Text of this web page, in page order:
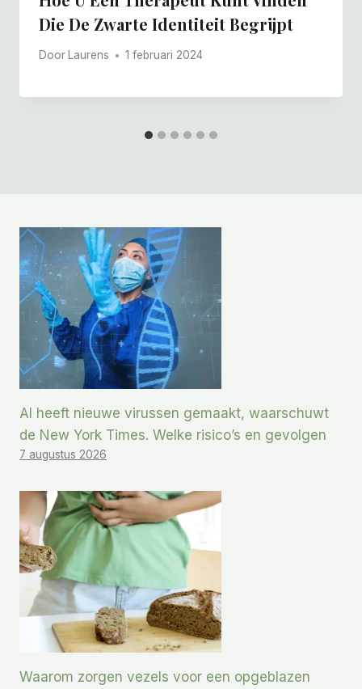
Die De Zwarte Identiteit Begrijpt
Door Laurens 1 februari 2024
AI heeft nieuwe virussen gemaakt, waarschuwt
de New York Times. Welke risico’s en gevolgen
7 augustus 2026
Waarom zorgen vezels voor een opgeblazen